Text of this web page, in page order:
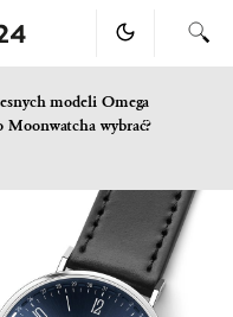
modeli Omega
Moonwatcha wybrać?